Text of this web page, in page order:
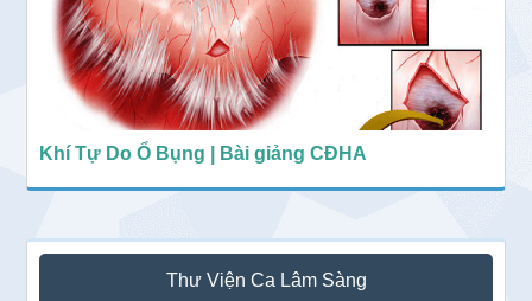
Khí Tự Do Ổ Bụng | Bài giảng CĐHA
Thư Viện Ca Lâm Sàng